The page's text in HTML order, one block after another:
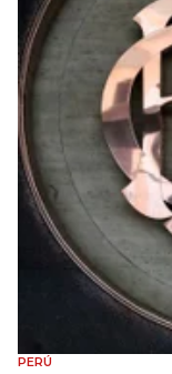
PERÚ